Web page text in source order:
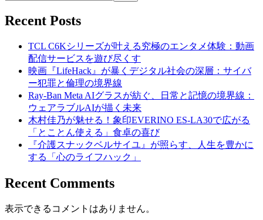
Recent Posts
TCL C6Kシリーズが叶える究極のエンタメ体験：動画
配信サービスを遊び尽くす
映画『LifeHack』が暴くデジタル社会の深層：サイバ
ー犯罪と倫理の境界線
Ray-Ban Meta AIグラスが紡ぐ、日常と記憶の境界線：
ウェアラブルAIが描く未来
木村佳乃が魅せる！象印EVERINO ES-LA30で広がる
「とことん使える」食卓の喜び
『介護スナックベルサイユ』が照らす、人生を豊かに
する「心のライフハック」
Recent Comments
表示できるコメントはありません。